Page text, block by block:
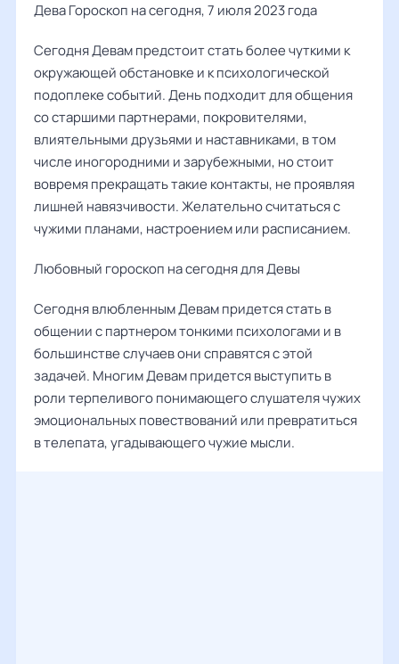
Дева Гороскоп на сегодня, 7 июля 2023 года
Сегодня Девам предстоит стать более чуткими к
окружающей обстановке и к психологической
подоплеке событий. День подходит для общения
со старшими партнерами, покровителями,
влиятельными друзьями и наставниками, в том
числе иногородними и зарубежными, но стоит
вовремя прекращать такие контакты, не проявляя
лишней навязчивости. Желательно считаться с
чужими планами, настроением или расписанием.
Любовный гороскоп на сегодня для Девы
Сегодня влюбленным Девам придется стать в
общении с партнером тонкими психологами и в
большинстве случаев они справятся с этой
задачей. Многим Девам придется выступить в
роли терпеливого понимающего слушателя чужих
эмоциональных повествований или превратиться
в телепата, угадывающего чужие мысли.